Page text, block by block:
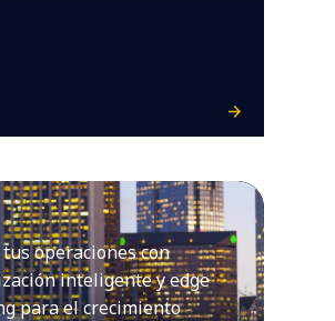
operaciones con
inteligente y edge
para el crecimiento